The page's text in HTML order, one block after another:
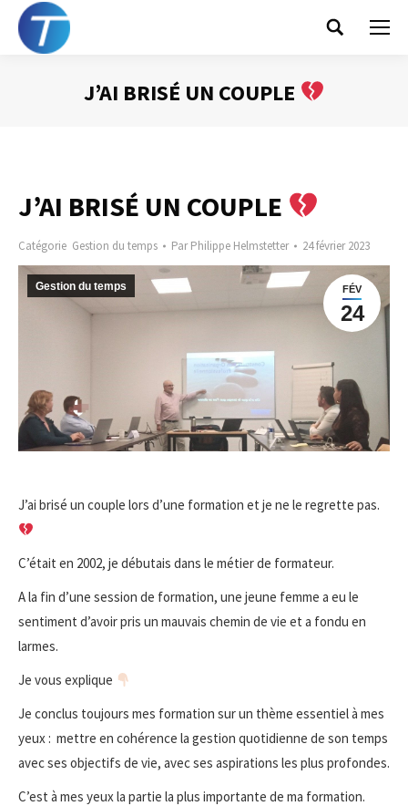
Search:
J’AI BRISÉ UN COUPLE
J’AI BRISÉ UN COUPLE
Catégorie Gestion du temps ParPhilippe Helmstetter 24 février 2023
FÉV
24
Gestion du temps
J’ai brisé un couple lors d’une formation et je ne le regrette pas.
C’était en 2002, je débutais dans le métier de formateur.
A la fin d’une session de formation, une jeune femme a eu le
sentiment d’avoir pris un mauvais chemin de vie et a fondu en
larmes.
Je vous explique
Je conclus toujours mes formation sur un thème essentiel à mes
yeux : mettre en cohérence la gestion quotidienne de son temps
avec ses objectifs de vie, avec ses aspirations les plus profondes.
C’est à mes yeux la partie la plus importante de ma formation.